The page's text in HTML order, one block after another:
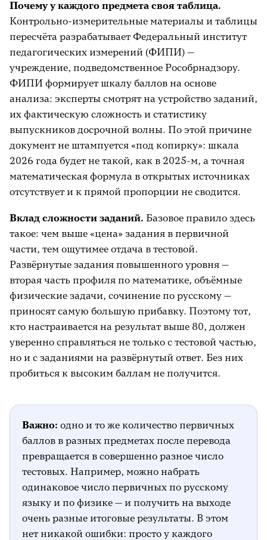
Почему у каждого предмета своя таблица.
Контрольно-измерительные материалы и таблицы
пересчёта разрабатывает Федеральный институт
педагогических измерений (ФИПИ) —
учреждение, подведомственное Рособрнадзору.
ФИПИ формирует шкалу баллов на основе
анализа: эксперты смотрят на устройство заданий,
их фактическую сложность и статистику
выпускников досрочной волны. По этой причине
документ не штампуется «под копирку»: шкала
2026 года будет не такой, как в 2025-м, а точная
математическая формула в открытых источниках
отсутствует и к прямой пропорции не сводится.
Вклад сложности заданий. Базовое правило здесь
такое: чем выше «цена» задания в первичной
части, тем ощутимее отдача в тестовой.
Развёрнутые задания повышенного уровня —
вторая часть профиля по математике, объёмные
физические задачи, сочинение по русскому —
приносят самую большую прибавку. Поэтому тот,
кто настраивается на результат выше 80, должен
уверенно справляться не только с тестовой частью,
но и с заданиями на развёрнутый ответ. Без них
пробиться к высоким баллам не получится.
Важно: одно и то же количество первичных
баллов в разных предметах после перевода
превращается в совершенно разное число
тестовых. Например, можно набрать
одинаковое число первичных по русскому
языку и по физике — и получить на выходе
очень разные итоговые результаты. В этом
нет никакой ошибки: просто у каждого